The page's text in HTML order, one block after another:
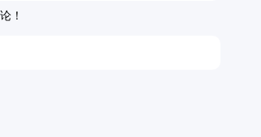
！